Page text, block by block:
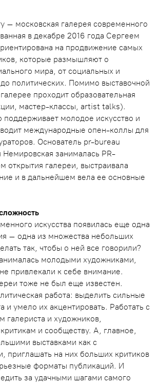
– московская галерея современного
в декабре 2016 года Сергеем
на продвижение самых
которые размышляют о
мира, от социальных и
политических. Помимо выставочной
проходит образовательная
мастер-классы, artist talks).
поддерживает молодое искусство и
международные опен-коллы для
Основатель pr-bureau
Немировская занималась PR-
открытия галереи, выстраивала
и в дальнейшем вела ее основные
искусства появилась еще одна
– одна из множества небольших
так, чтобы о ней все говорили?
молодыми художниками,
привлекали к себе внимание.
тоже не был еще известен.
работа: выделить сильные
и умело их акцентировать. Работать с
галериста и художников,
и сообществу. А, главное,
выставками как с
приглашать на них больших критиков
форматы публикаций. И
за удачными шагами самого